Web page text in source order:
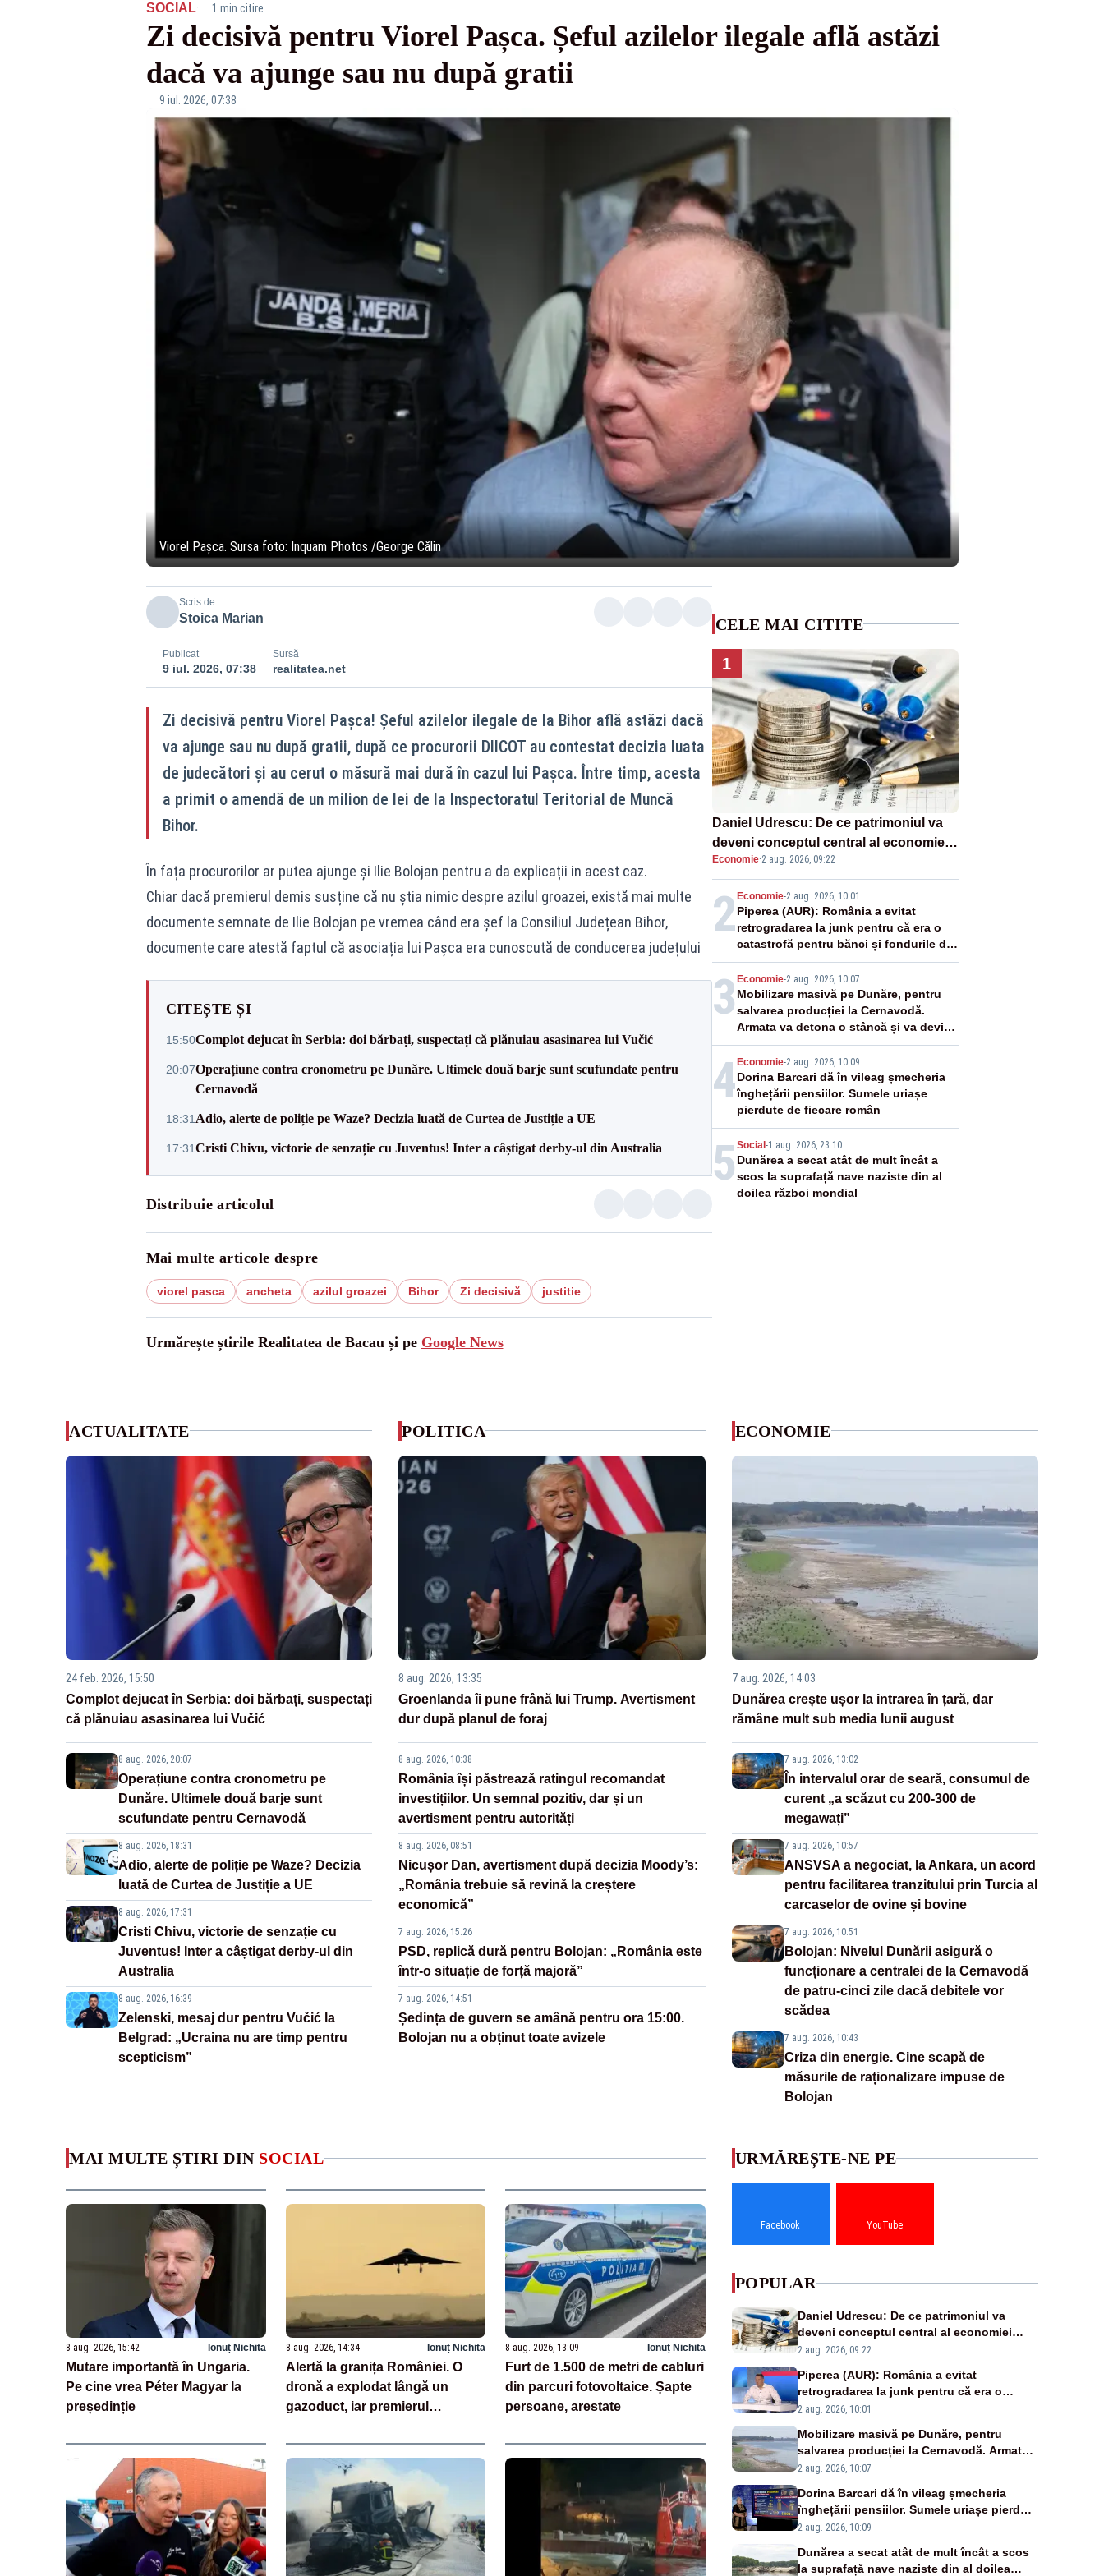
SOCIAL· 1 min citire
Zi decisivă pentru Viorel Pașca. Șeful azilelor ilegale află astăzi
dacă va ajunge sau nu după gratii
9 iul. 2026, 07:38
Viorel Pașca. Sursa foto: Inquam Photos /George Călin
Scris de
Stoica Marian
Publicat
9 iul. 2026, 07:38
Sursă
realitatea.net
Zi decisivă pentru Viorel Pașca! Șeful azilelor ilegale de la Bihor află astăzi dacă
va ajunge sau nu după gratii, după ce procurorii DIICOT au contestat decizia luata
de judecători și au cerut o măsură mai dură în cazul lui Pașca. Între timp, acesta
a primit o amendă de un milion de lei de la Inspectoratul Teritorial de Muncă
Bihor.
În fața procurorilor ar putea ajunge și Ilie Bolojan pentru a da explicații in acest caz.
Chiar dacă premierul demis susține că nu știa nimic despre azilul groazei, există mai multe
documente semnate de Ilie Bolojan pe vremea când era șef la Consiliul Județean Bihor,
documente care atestă faptul că asociația lui Pașca era cunoscută de conducerea județului
CITEȘTE ȘI
15:50Complot dejucat în Serbia: doi bărbați, suspectați că plănuiau asasinarea lui Vučić
20:07Operațiune contra cronometru pe Dunăre. Ultimele două barje sunt scufundate pentru
Cernavodă
18:31 Adio, alerte de poliție pe Waze? Decizia luată de Curtea de Justiție a UE
17:31Cristi Chivu, victorie de senzație cu Juventus! Inter a câștigat derby-ul din Australia
Distribuie articolul
Mai multe articole despre
viorel pasca ancheta azilul groazei Bihor Zi decisivă justitie
Urmărește știrile Realitatea de Bacau și pe Google News
CELE MAI CITITE
1
Daniel Udrescu: De ce patrimoniul va
deveni conceptul central al economiei
viitoare?
Economie·2 aug. 2026, 09:22
2Economie-2 aug. 2026, 10:01
Piperea (AUR): România a evitat
retrogradarea la junk pentru că era o
catastrofă pentru bănci și fondurile de
pensii
3 Economie-2 aug. 2026, 10:07
Mobilizare masivă pe Dunăre, pentru
salvarea producției la Cernavodă.
Armata va detona o stâncă și va devia
apa fluviului - IMAGINI AERIENE
4Economie-2 aug. 2026, 10:09
Dorina Barcari dă în vileag șmecheria
înghețării pensiilor. Sumele uriașe
pierdute de fiecare român
5 Social-1 aug. 2026, 23:10
Dunărea a secat atât de mult încât a
scos la suprafață nave naziste din al
doilea război mondial
ACTUALITATE
24 feb. 2026, 15:50
Complot dejucat în Serbia: doi bărbați, suspectați
că plănuiau asasinarea lui Vučić
8 aug. 2026, 20:07
Operațiune contra cronometru pe
Dunăre. Ultimele două barje sunt
scufundate pentru Cernavodă
8 aug. 2026, 18:31
Adio, alerte de poliție pe Waze? Decizia
luată de Curtea de Justiție a UE
8 aug. 2026, 17:31
Cristi Chivu, victorie de senzație cu
Juventus! Inter a câștigat derby-ul din
Australia
8 aug. 2026, 16:39
Zelenski, mesaj dur pentru Vučić la
Belgrad: „Ucraina nu are timp pentru
scepticism”
POLITICA
8 aug. 2026, 13:35
Groenlanda îi pune frână lui Trump. Avertisment
dur după planul de foraj
8 aug. 2026, 10:38
România își păstrează ratingul recomandat
investițiilor. Un semnal pozitiv, dar și un
avertisment pentru autorități
8 aug. 2026, 08:51
Nicușor Dan, avertisment după decizia Moody’s:
„România trebuie să revină la creștere
economică”
7 aug. 2026, 15:26
PSD, replică dură pentru Bolojan: „România este
într-o situație de forță majoră”
7 aug. 2026, 14:51
Ședința de guvern se amână pentru ora 15:00.
Bolojan nu a obținut toate avizele
ECONOMIE
7 aug. 2026, 14:03
Dunărea crește ușor la intrarea în țară, dar
rămâne mult sub media lunii august
7 aug. 2026, 13:02
În intervalul orar de seară, consumul de
curent „a scăzut cu 200-300 de
megawați”
7 aug. 2026, 10:57
ANSVSA a negociat, la Ankara, un acord
pentru facilitarea tranzitului prin Turcia al
carcaselor de ovine și bovine
7 aug. 2026, 10:51
Bolojan: Nivelul Dunării asigură o
funcționare a centralei de la Cernavodă
de patru-cinci zile dacă debitele vor
scădea
7 aug. 2026, 10:43
Criza din energie. Cine scapă de
măsurile de raționalizare impuse de
Bolojan
MAI MULTE ȘTIRI DIN SOCIAL
8 aug. 2026, 15:42 Ionuț Nichita
Mutare importantă în Ungaria.
Pe cine vrea Péter Magyar la
președinție
8 aug. 2026, 14:34 Ionuț Nichita
Alertă la granița României. O
dronă a explodat lângă un
gazoduct, iar premierul
de Securitate
8 aug. 2026, 13:09 Ionuț Nichita
Furt de 1.500 de metri de cabluri
din parcuri fotovoltaice. Șapte
persoane, arestate
URMĂREȘTE-NE PE
Facebook YouTube
POPULAR
Daniel Udrescu: De ce patrimoniul va
deveni conceptul central al economiei
viitoare?
2 aug. 2026, 09:22
Piperea (AUR): România a evitat
retrogradarea la junk pentru că era o
catastrofă pentru bănci și fondurile de
2 aug. 2026, 10:01
Mobilizare masivă pe Dunăre, pentru
salvarea producției la Cernavodă. Armata
va detona o stâncă și va devia apa
2 aug. 2026, 10:07
Dorina Barcari dă în vileag șmecheria
înghețării pensiilor. Sumele uriașe pierdute
de fiecare român
2 aug. 2026, 10:09
Dunărea a secat atât de mult încât a scos
la suprafață nave naziste din al doilea